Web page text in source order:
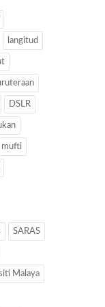
langitud
DSLR
mufti
SARAS
Malaya